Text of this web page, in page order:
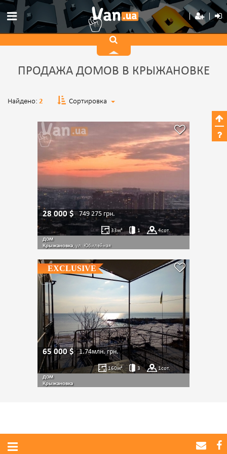
ПРОДАЖА ДОМОВ В КРЫЖАНОВКЕ
Найдено: 2 Сортировка
28 000$ 749 275 грн.
33м² 1 4сот.
дом
Крыжановка, ул. Юбилейная
EXCLUSIVE
65 000$ 1.74млн.грн.
160м² 3 1сот.
дом
Крыжановка